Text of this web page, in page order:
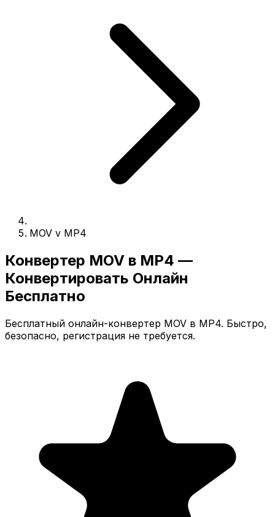
MOV v MP4
Конвертер MOV в MP4 —
Конвертировать Онлайн
Бесплатно
Бесплатный онлайн-конвертер MOV в MP4. Быстро,
безопасно, регистрация не требуется.